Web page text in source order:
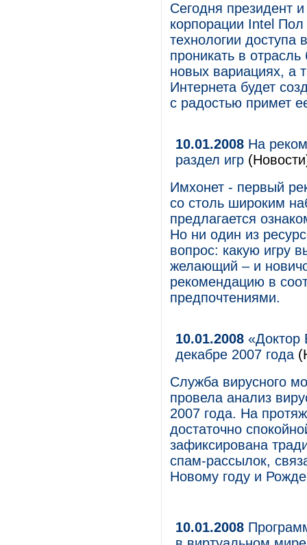
Сегодня президент
корпорации Intel
технологии доступа
проникать в
новых вариациях, а
Интернета будет
с радостью примет
10.01.2008 На
раздел игр
Имхонет - первый
со столь широким
предлагается
Но ни один из
вопрос: какую игру
желающий – и
рекомендацию в
предпочтениями.
10.01.2008 «Доктор
декабре 2007 года
Служба вирусного
провела анализ
2007 года. На
достаточно
зафиксирована
спам-рассылок,
Новому году и
10.01.2008